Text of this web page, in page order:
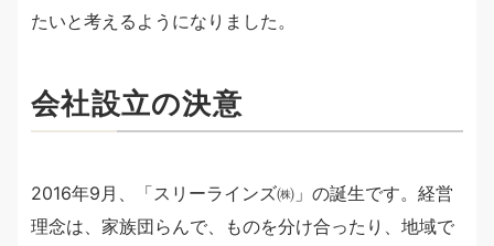
たいと考えるようになりました。
会社設立の決意
2016年9月、「スリーラインズ㈱」の誕生です。経営
理念は、家族団らんで、ものを分け合ったり、地域で